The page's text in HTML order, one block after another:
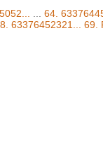
... 64.
63376452321... 69.